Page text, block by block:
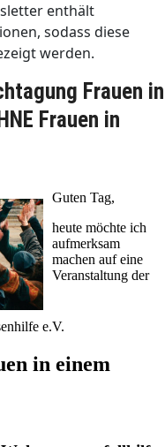
enthält
sodass diese
werden.
Frauen in
Frauen in